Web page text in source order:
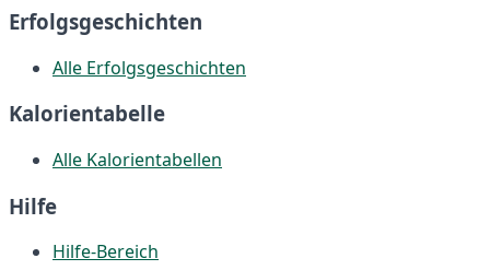
Erfolgsgeschichten
Alle Erfolgsgeschichten
Kalorientabelle
Alle Kalorientabellen
Hilfe
Hilfe-Bereich